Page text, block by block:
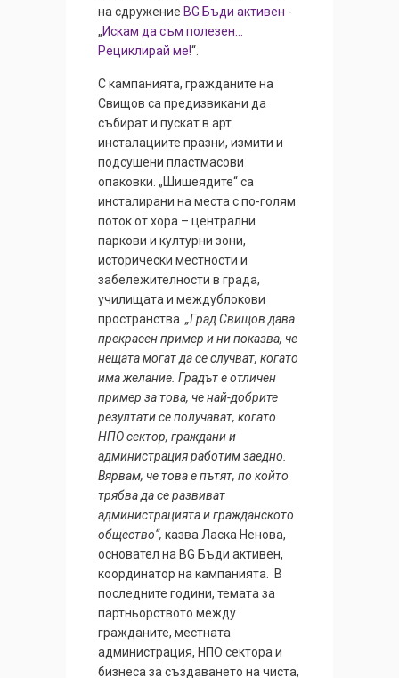
на сдружение BG Бъди активен -
„Искам да съм полезен…
Рециклирай ме!“.
С кампанията, гражданите на
Свищов са предизвикани да
събират и пускат в арт
инсталациите празни, измити и
подсушени пластмасови
опаковки. „Шишеядите“ са
инсталирани на места с по-голям
поток от хора – централни
паркови и културни зони,
исторически местности и
забележителности в града,
училищата и междублокови
пространства. „Град Свищов дава
прекрасен пример и ни показва, че
нещата могат да се случват, когато
има желание. Градът е отличен
пример за това, че най-добрите
резултати се получават, когато
НПО сектор, граждани и
администрация работим заедно.
Вярвам, че това е пътят, по който
трябва да се развиват
администрацията и гражданското
общество“, казва Ласка Ненова,
основател на BG Бъди активен,
координатор на кампанията. В
последните години, темата за
партньорството между
гражданите, местната
администрация, НПО сектора и
бизнеса за създаването на чиста,